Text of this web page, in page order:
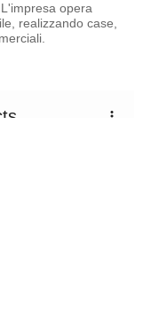
opera
realizzando case,